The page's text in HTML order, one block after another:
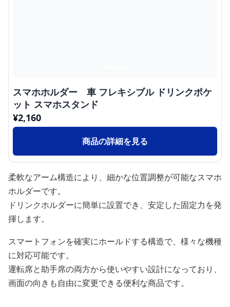
スマホホルダー 車 フレキシブル ドリンクポケ
ット スマホスタンド
¥2,160
商品の詳細を見る
柔軟なアーム構造により、細かな位置調整が可能なスマホ
ホルダーです。
ドリンクホルダーに簡単に設置でき、安定した固定力を発
揮します。
スマートフォンを確実にホールドする構造で、様々な機種
に対応可能です。
運転席と助手席の両方から使いやすい設計になっており、
画面の向きも自由に変更できる便利な商品です。